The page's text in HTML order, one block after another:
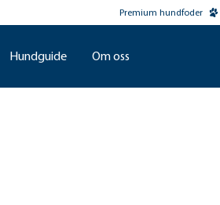
Premium hundfoder
Hundguide Om oss